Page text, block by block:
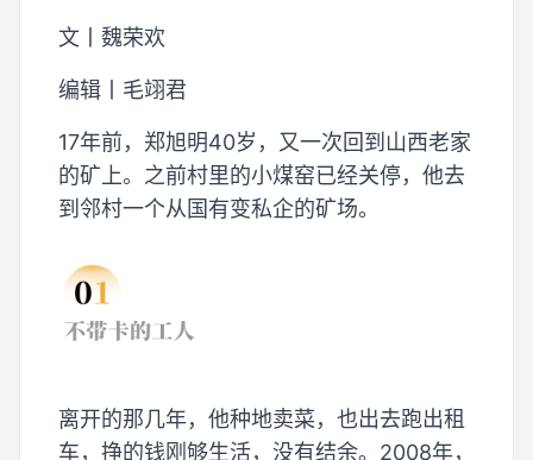
文丨魏荣欢
编辑丨毛翊君
17年前，郑旭明40岁，又一次回到山西老家
的矿上。之前村里的小煤窑已经关停，他去
到邻村一个从国有变私企的矿场。
离开的那几年，他种地卖菜，也出去跑出租
车，挣的钱刚够生活，没有结余。2008年，